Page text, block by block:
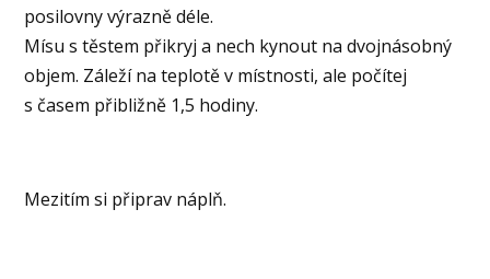
posilovny výrazně déle.
Mísu s těstem přikryj a nech kynout na dvojnásobný
objem. Záleží na teplotě v místnosti, ale počítej
s časem přibližně 1,5 hodiny.
Mezitím si připrav náplň.